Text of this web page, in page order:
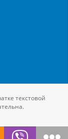
текстовой